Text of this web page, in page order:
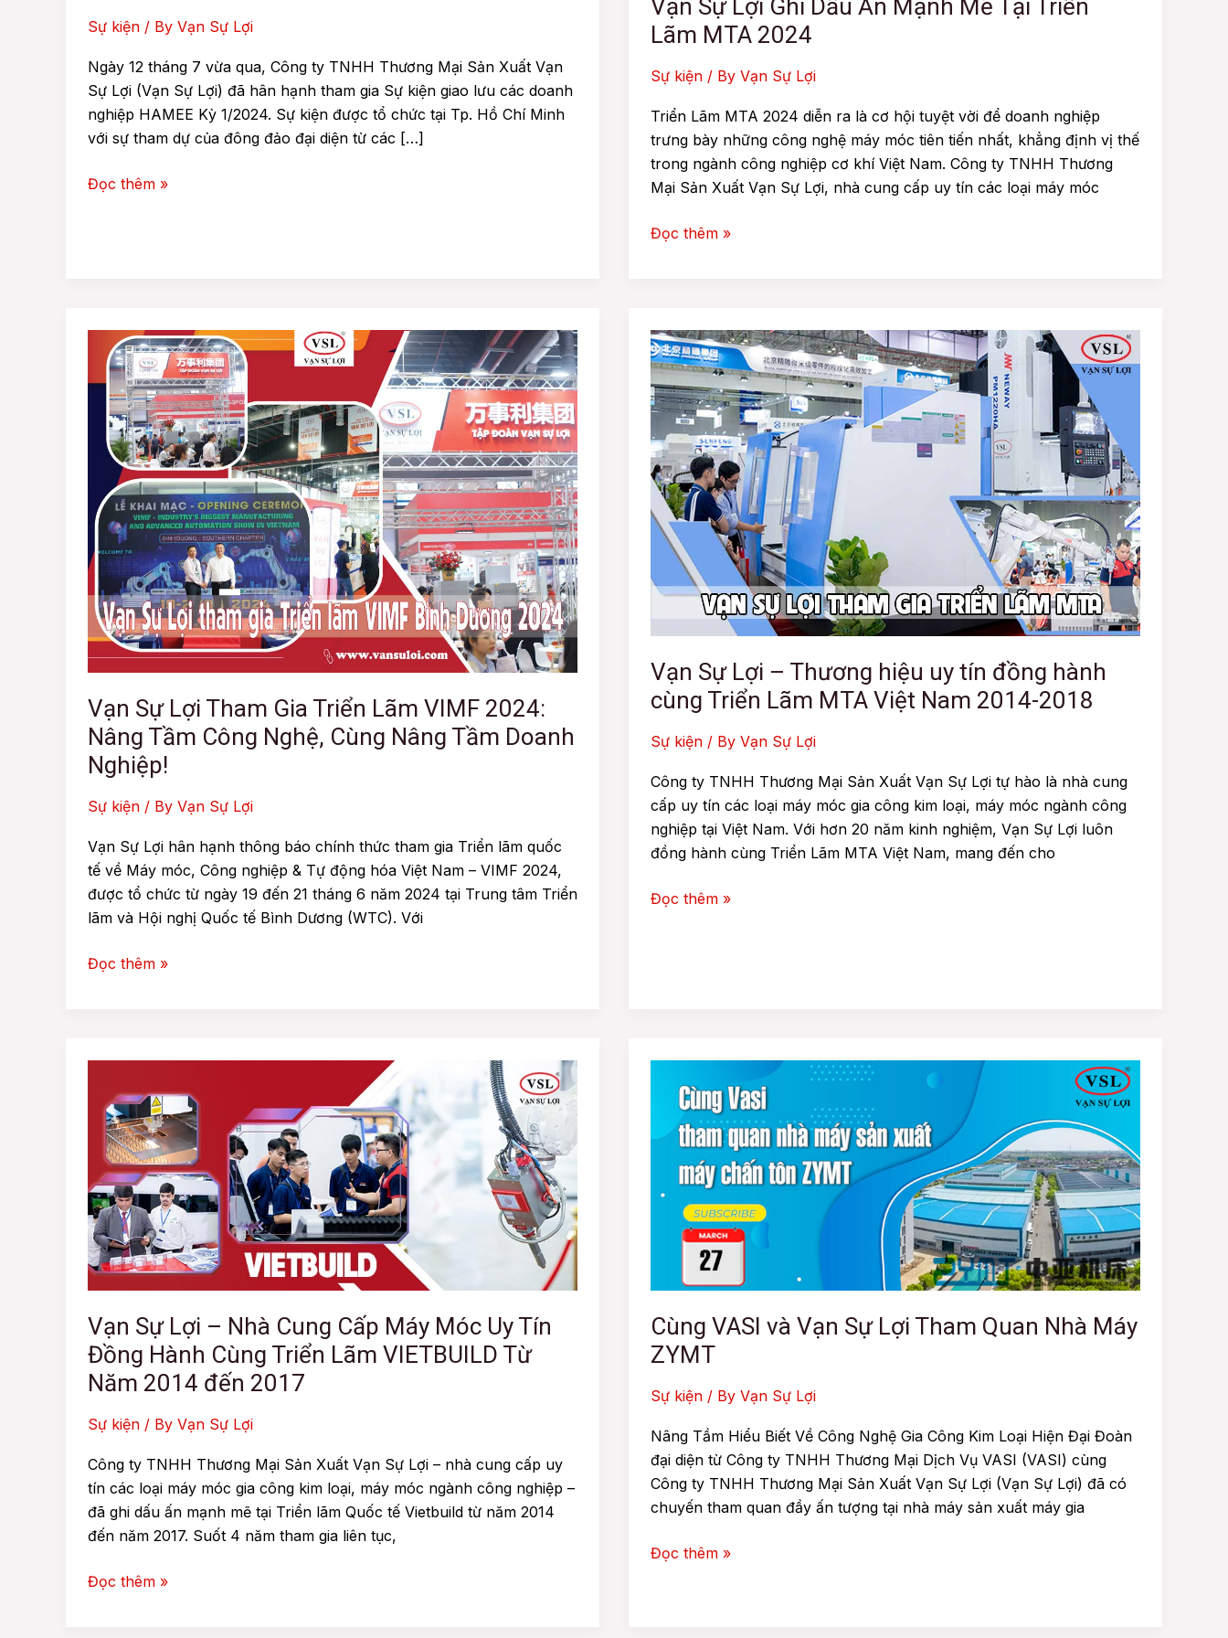
Sự kiện / By Vạn Sự Lợi
Ngày 12 tháng 7 vừa qua, Công ty TNHH Thương Mại Sản Xuất Vạn
Sự Lợi (Vạn Sự Lợi) đã hân hạnh tham gia Sự kiện giao lưu các doanh
nghiệp HAMEE Kỳ 1/2024. Sự kiện được tổ chức tại Tp. Hồ Chí Minh
với sự tham dự của đông đảo đại diện từ các […]
1/2024
Đọc thêm »
Vạn Sự Lợi Ghi Dấu Ấn Mạnh Mẽ Tại Triển
Lãm MTA 2024
Sự kiện / By Vạn Sự Lợi
Triển Lãm MTA 2024 diễn ra là cơ hội tuyệt vời để doanh nghiệp
trưng bày những công nghệ máy móc tiên tiến nhất, khẳng định vị thế
trong ngành công nghiệp cơ khí Việt Nam. Công ty TNHH Thương
Mại Sản Xuất Vạn Sự Lợi, nhà cung cấp uy tín các loại máy móc
Đọc thêm »
Vạn Sự Lợi Tham Gia Triển Lãm VIMF 2024:
Nâng Tầm Công Nghệ, Cùng Nâng Tầm Doanh
Nghiệp!
Sự kiện / By Vạn Sự Lợi
Vạn Sự Lợi hân hạnh thông báo chính thức tham gia Triển lãm quốc
tế về Máy móc, Công nghiệp & Tự động hóa Việt Nam – VIMF 2024,
được tổ chức từ ngày 19 đến 21 tháng 6 năm 2024 tại Trung tâm Triển
lãm và Hội nghị Quốc tế Bình Dương (WTC). Với
Lợi
Tham
Triển
Lãm
VIMF
2024:
Nâng
Tầm
Công
Nghệ,
Cùng
Nâng
Tầm
Doanh
Nghiệp!
Đọc thêm »
Vạn Sự Lợi – Thương hiệu uy tín đồng hành
cùng Triển Lãm MTA Việt Nam 2014-2018
Sự kiện / By Vạn Sự Lợi
Công ty TNHH Thương Mại Sản Xuất Vạn Sự Lợi tự hào là nhà cung
cấp uy tín các loại máy móc gia công kim loại, máy móc ngành công
nghiệp tại Việt Nam. Với hơn 20 năm kinh nghiệm, Vạn Sự Lợi luôn
đồng hành cùng Triển Lãm MTA Việt Nam, mang đến cho
Vạn
Sự
Lợi
–
Thương
hiệu
uy
tín
đồng
hành
cùng
Triển
Việt
Nam
2018
Đọc thêm »
Vạn Sự Lợi – Nhà Cung Cấp Máy Móc Uy Tín
Đồng Hành Cùng Triển Lãm VIETBUILD Từ
Năm 2014 đến 2017
Sự kiện / By Vạn Sự Lợi
Công ty TNHH Thương Mại Sản Xuất Vạn Sự Lợi – nhà cung cấp uy
tín các loại máy móc gia công kim loại, máy móc ngành công nghiệp –
đã ghi dấu ấn mạnh mẽ tại Triển lãm Quốc tế Vietbuild từ năm 2014
đến năm 2017. Suốt 4 năm tham gia liên tục,
Lợi
Nhà
Cung
Cấp
Máy
Móc
Đồng
Hành
Cùng
Lãm
Từ
Năm
2014
đến
Đọc thêm »
Cùng VASI và Vạn Sự Lợi Tham Quan Nhà Máy
ZYMT
Sự kiện / By Vạn Sự Lợi
Nâng Tầm Hiểu Biết Về Công Nghệ Gia Công Kim Loại Hiện Đại Đoàn
đại diện từ Công ty TNHH Thương Mại Dịch Vụ VASI (VASI) cùng
Công ty TNHH Thương Mại Sản Xuất Vạn Sự Lợi (Vạn Sự Lợi) đã có
chuyến tham quan đầy ấn tượng tại nhà máy sản xuất máy gia
VASI
Vạn
Lợi
Tham
Quan
Đọc thêm »